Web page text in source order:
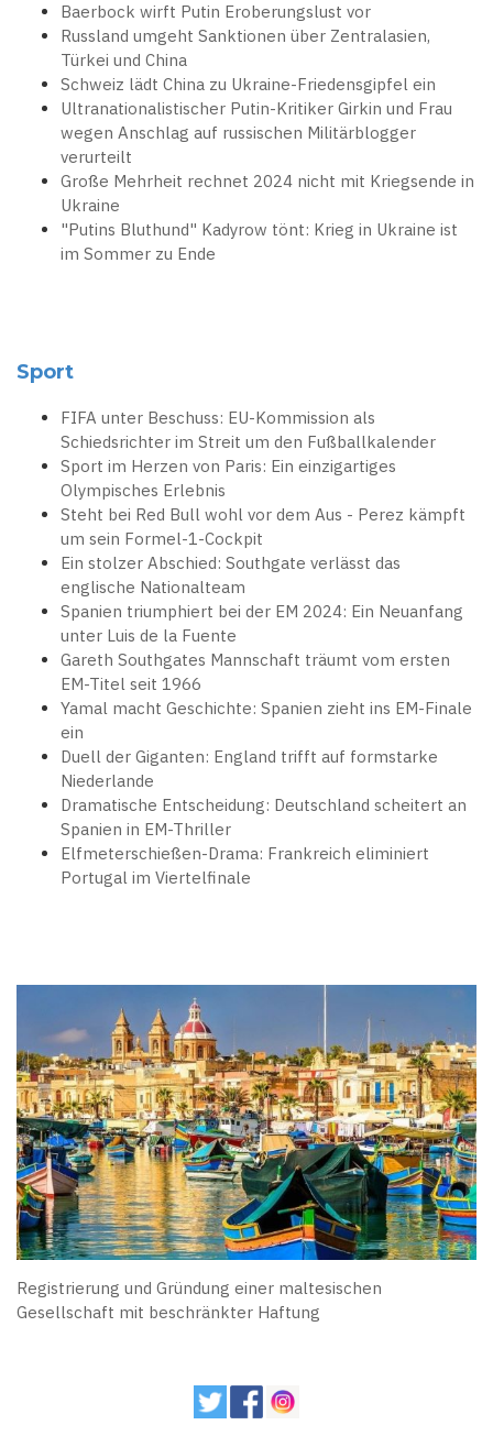
Baerbock wirft Putin Eroberungslust vor
Russland umgeht Sanktionen über Zentralasien,
Türkei und China
Schweiz lädt China zu Ukraine-Friedensgipfel ein
Ultranationalistischer Putin-Kritiker Girkin und Frau
wegen Anschlag auf russischen Militärblogger
verurteilt
Große Mehrheit rechnet 2024 nicht mit Kriegsende in
Ukraine
"Putins Bluthund" Kadyrow tönt: Krieg in Ukraine ist
im Sommer zu Ende
Sport
FIFA unter Beschuss: EU-Kommission als
Schiedsrichter im Streit um den Fußballkalender
Sport im Herzen von Paris: Ein einzigartiges
Olympisches Erlebnis
Steht bei Red Bull wohl vor dem Aus - Perez kämpft
um sein Formel-1-Cockpit
Ein stolzer Abschied: Southgate verlässt das
englische Nationalteam
Spanien triumphiert bei der EM 2024: Ein Neuanfang
unter Luis de la Fuente
Gareth Southgates Mannschaft träumt vom ersten
EM-Titel seit 1966
Yamal macht Geschichte: Spanien zieht ins EM-Finale
ein
Duell der Giganten: England trifft auf formstarke
Niederlande
Dramatische Entscheidung: Deutschland scheitert an
Spanien in EM-Thriller
Elfmeterschießen-Drama: Frankreich eliminiert
Portugal im Viertelfinale
Registrierung und Gründung einer maltesischen
Gesellschaft mit beschränkter Haftung